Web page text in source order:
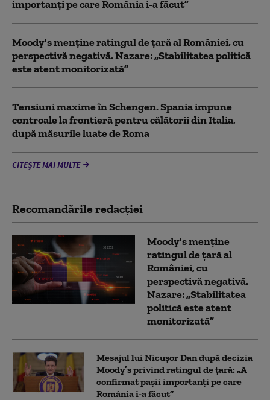
importanți pe care România i-a făcut”
Moody's menține ratingul de țară al României, cu
perspectivă negativă. Nazare: „Stabilitatea politică
este atent monitorizată”
Tensiuni maxime în Schengen. Spania impune
controale la frontieră pentru călătorii din Italia,
după măsurile luate de Roma
CITEȘTE MAI MULTE
Recomandările redacţiei
Moody's menține
ratingul de țară al
României, cu
perspectivă negativă.
Nazare: „Stabilitatea
politică este atent
monitorizată”
Mesajul lui Nicușor Dan după decizia
Moody’s privind ratingul de țară: „A
confirmat pașii importanți pe care
România i-a făcut”